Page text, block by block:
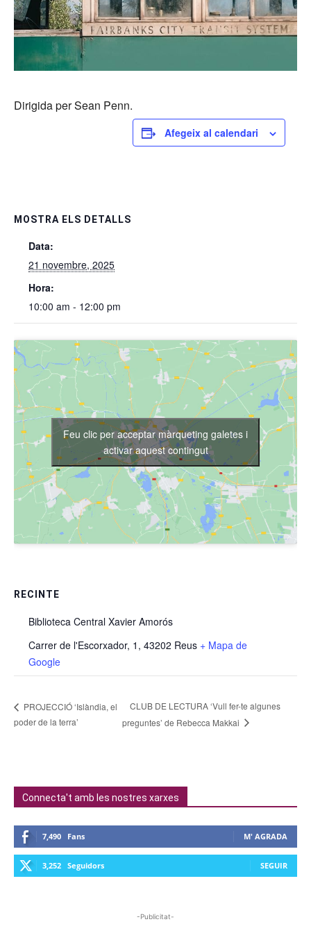
Dirigida per Sean Penn.
Afegeix al calendari
MOSTRA ELS DETALLS
Data:
21 novembre, 2025
Hora:
10:00 am - 12:00 pm
RECINTE
Biblioteca Central Xavier Amorós
Carrer de l'Escorxador, 1, 43202 Reus + Mapa de
Google
Feu clic per acceptar màrqueting galetes i
activar aquest contingut
PROJECCIÓ ‘Islàndia, el
poder de la terra’
CLUB DE LECTURA ‘Vull fer-te algunes
preguntes’ de Rebecca Makkai
Connecta't amb les nostres xarxes
7,490 Fans M' AGRADA
3,252 Seguidors SEGUIR
-Publicitat-